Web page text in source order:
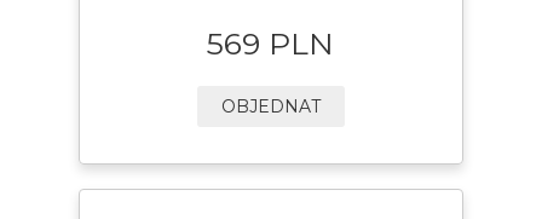
569 PLN
OBJEDNAT